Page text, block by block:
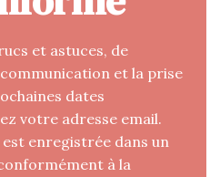
et astuces, de
et la prise
dates
votre adresse email.
enregistrée dans un
à la